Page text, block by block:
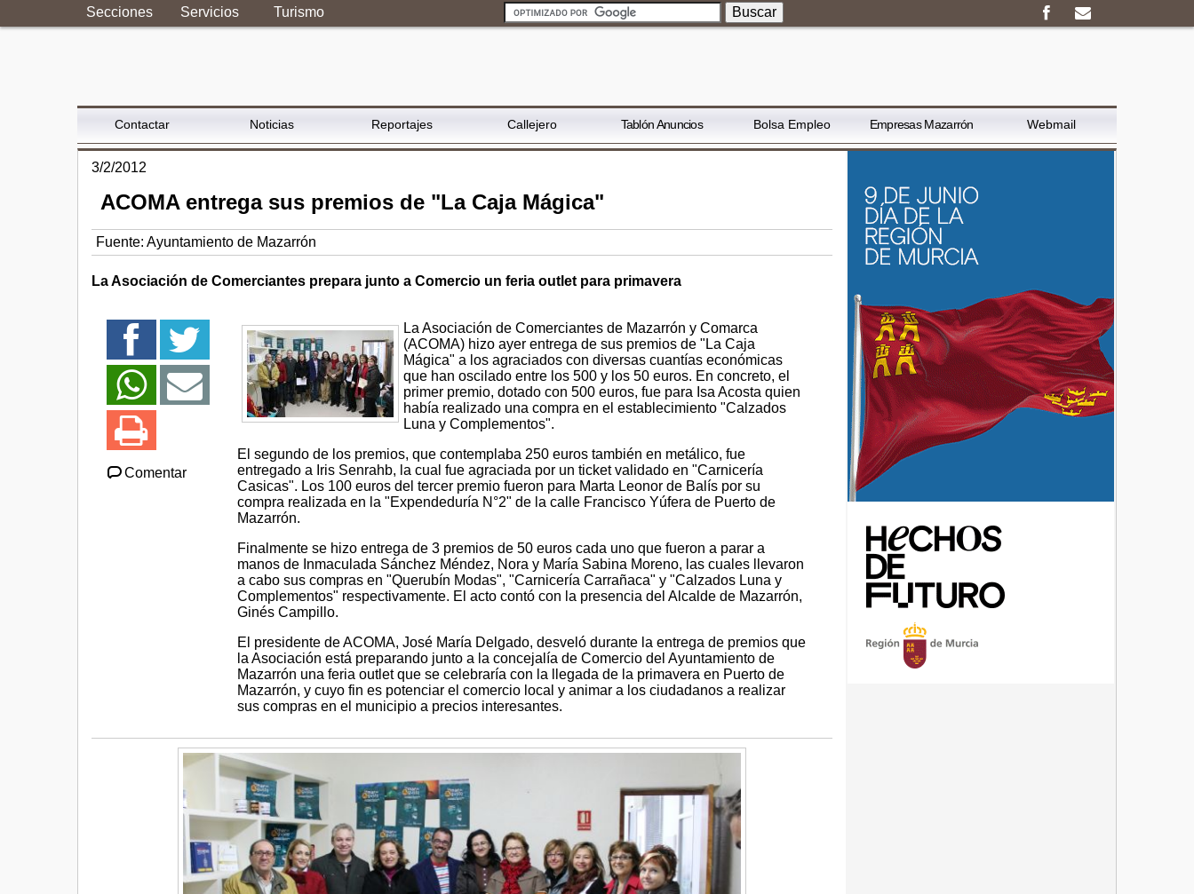
Secciones Servicios Turismo
Contactar Noticias Reportajes Callejero Tablón Anuncios Bolsa Empleo Empresas Mazarrón Webmail
3/2/2012
ACOMA entrega sus premios de "La Caja Mágica"
Fuente: Ayuntamiento de Mazarrón
La Asociación de Comerciantes prepara junto a Comercio un feria outlet para primavera
Comentar
La Asociación de Comerciantes de Mazarrón y Comarca
(ACOMA) hizo ayer entrega de sus premios de "La Caja
Mágica" a los agraciados con diversas cuantías económicas
que han oscilado entre los 500 y los 50 euros. En concreto, el
primer premio, dotado con 500 euros, fue para Isa Acosta quien
había realizado una compra en el establecimiento "Calzados
Luna y Complementos".
El segundo de los premios, que contemplaba 250 euros también en metálico, fue
entregado a Iris Senrahb, la cual fue agraciada por un ticket validado en "Carnicería
Casicas". Los 100 euros del tercer premio fueron para Marta Leonor de Balís por su
compra realizada en la "Expendeduría N°2" de la calle Francisco Yúfera de Puerto de
Mazarrón.
Finalmente se hizo entrega de 3 premios de 50 euros cada uno que fueron a parar a
manos de Inmaculada Sánchez Méndez, Nora y María Sabina Moreno, las cuales llevaron
a cabo sus compras en "Querubín Modas", "Carnicería Carrañaca" y "Calzados Luna y
Complementos" respectivamente. El acto contó con la presencia del Alcalde de Mazarrón,
Ginés Campillo.
El presidente de ACOMA, José María Delgado, desveló durante la entrega de premios que
la Asociación está preparando junto a la concejalía de Comercio del Ayuntamiento de
Mazarrón una feria outlet que se celebraría con la llegada de la primavera en Puerto de
Mazarrón, y cuyo fin es potenciar el comercio local y animar a los ciudadanos a realizar
sus compras en el municipio a precios interesantes.